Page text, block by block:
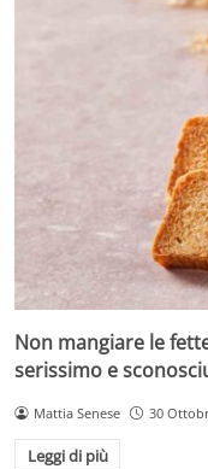
Non mangiare le
serissimo e
Mattia Senese 30
Leggi di più